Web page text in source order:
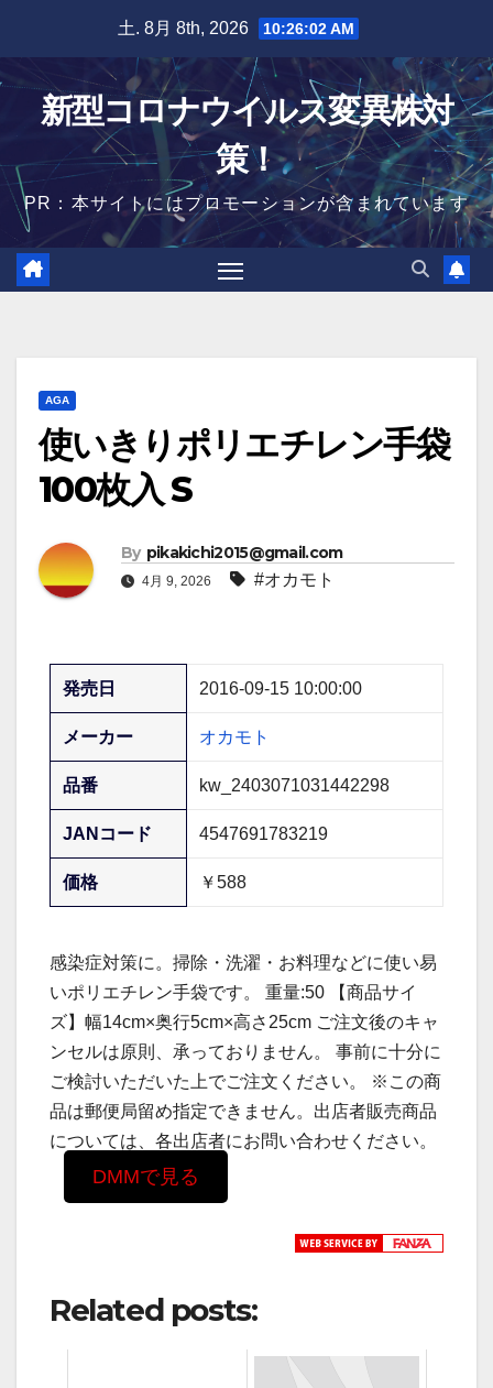
content
土. 8月 8th, 2026 10:26:03 AM
新型コロナウイルス変異株対
策！
PR：本サイトにはプロモーションが含まれています
AGA
使いきりポリエチレン手袋
100枚入 S
By pikakichi2015@gmail.com
4月 9, 2026 #オカモト
発売日 2016-09-15 10:00:00
メーカー オカモト
品番 kw_2403071031442298
JANコード 4547691783219
価格 ￥588
感染症対策に。掃除・洗濯・お料理などに使い易
いポリエチレン手袋です。 重量:50 【商品サイ
ズ】幅14cm×奥行5cm×高さ25cm ご注文後のキャ
ンセルは原則、承っておりません。 事前に十分に
ご検討いただいた上でご注文ください。 ※この商
品は郵便局留め指定できません。出店者販売商品
については、各出店者にお問い合わせください。
DMMで見る
Related posts: